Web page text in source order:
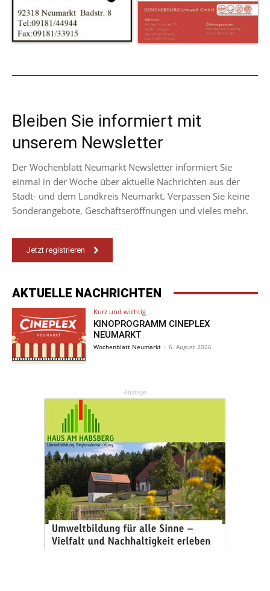
Bleiben Sie informiert mit
unserem Newsletter
Der Wochenblatt Neumarkt Newsletter informiert Sie
einmal in der Woche über aktuelle Nachrichten aus der
Stadt- und dem Landkreis Neumarkt. Verpassen Sie keine
Sonderangebote, Geschäftseröffnungen und vieles mehr.
Jetzt registrieren
AKTUELLE NACHRICHTEN
Kurz und wichtig
KINOPROGRAMM CINEPLEX
NEUMARKT
Wochenblatt Neumarkt - 6. August 2026
Anzeige